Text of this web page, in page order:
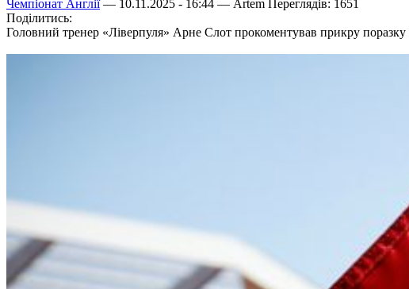
Чемпіонат Англії— 10.11.2025 - 16:44 — Artem Переглядів: 1651
Поділитись:
Головний тренер «Ліверпуля» Арне Слот прокоментував прикру поразку